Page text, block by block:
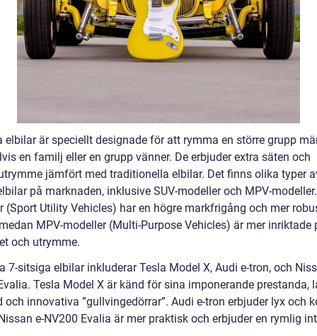
elbilar är speciellt designade för att rymma en större grupp
en familj eller en grupp vänner. De erbjuder extra säten och
jämfört med traditionella elbilar. Det finns olika typer
på marknaden, inklusive SUV-modeller och MPV-
(Sport Utility Vehicles) har en högre markfrigång och mer
MPV-modeller (Multi-Purpose Vehicles) är mer inriktade
och utrymme.
7-sitsiga elbilar inkluderar Tesla Model X, Audi e-tron, och
Tesla Model X är känd för sina imponerande prestanda,
och innovativa ”gullvingedörrar”. Audi e-tron erbjuder lyx och
e-NV200 Evalia är mer praktisk och erbjuder en rymlig